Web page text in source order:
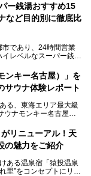
きた施設だからこそ、
ている人も多いのでは
からじっくり構想を練
充実度は想像以上。
アや10の浴槽、40人収
浴やリラクゼーション
変わりました。
なった「スパアクアス
ー銭湯おすすめ15
など目的別に徹底比
であり、24時間営業
レベルなスーパー銭湯
ともにリセットした
ダラ過ごしたい」「コ
でくださいね。
ンキー名古屋）」を
サウナ体験レポート
る、東海エリア最大級
ナモンキー名古屋」
ね」という声をよく耳
も胸が高鳴ります。
ブリックサウナが、女
リニューアル！天
の魅力をご紹介
ある温泉宿「猿投温泉
里”をコンセプトにリニ